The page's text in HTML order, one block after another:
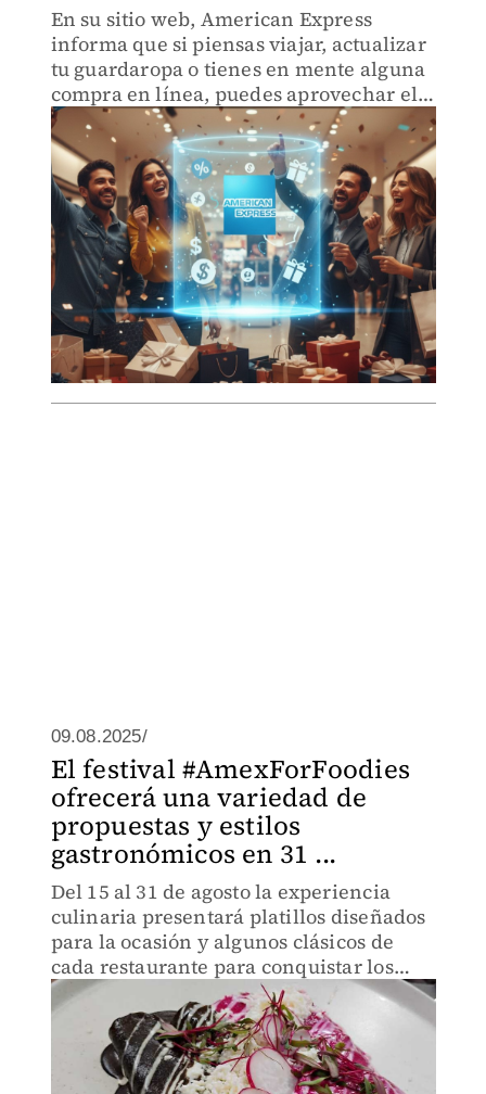
En su sitio web, American Express
informa que si piensas viajar, actualizar
tu guardaropa o tienes en mente alguna
compra en línea, puedes aprovechar el
evento y obtener beneficios extras.
09.08.2025/
El festival #AmexForFoodies
ofrecerá una variedad de
propuestas y estilos
gastronómicos en 31 ...
Del 15 al 31 de agosto la experiencia
culinaria presentará platillos diseñados
para la ocasión y algunos clásicos de
cada restaurante para conquistar los
paladares de los tarjetahabientes,
explicó Jorge Guevara, Vicepresidente
de Asuntos Corporativos